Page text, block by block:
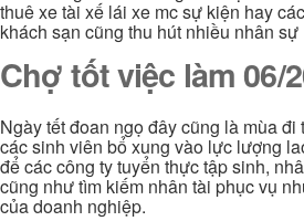
thuê xe tài xế lái xe mc sự kiện hay
khách sạn cũng thu hút nhiều nhân sự
Chợ tốt việc làm 06/
Ngày tết đoan ngọ đây cũng là mùa
các sinh viên bổ xung vào lực lượng
để các công ty tuyển thực tập sinh,
cũng như tìm kiếm nhân tài phục vụ
của doanh nghiệp.